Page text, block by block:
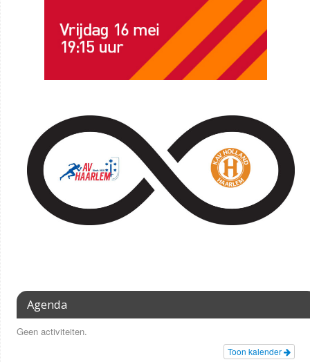
Agenda
Geen activiteiten.
Toon kalender